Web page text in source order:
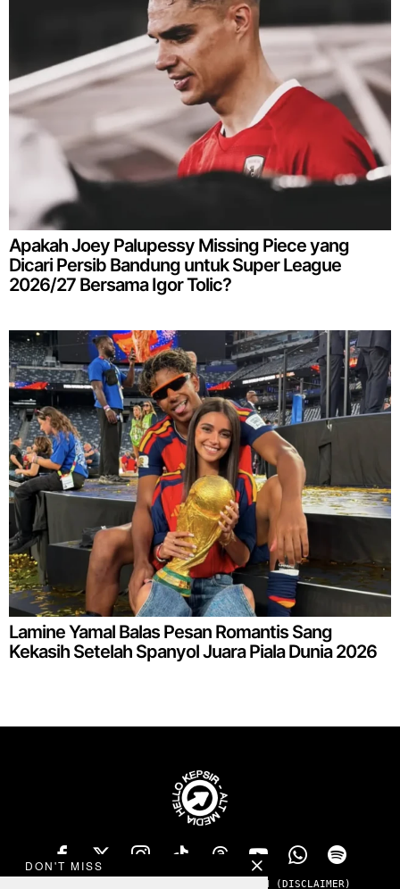
Apakah Joey Palupessy Missing Piece yang
Dicari Persib Bandung untuk Super League
2026/27 Bersama Igor Tolic?
Lamine Yamal Balas Pesan Romantis Sang
Kekasih Setelah Spanyol Juara Piala Dunia 2026
SANGGAHAN (DISCLAIMER)
DON'T MISS